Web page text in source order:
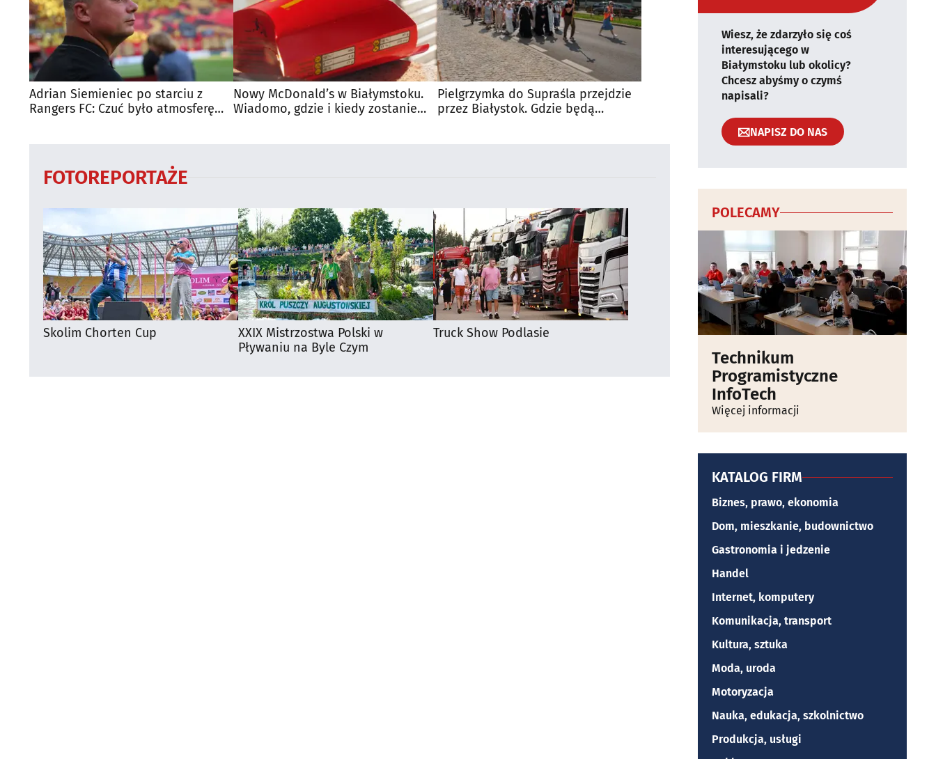
Adrian Siemieniec po starciu z
Rangers FC: Czuć było atmosferę
Nowy McDonald’s w Białymstoku.
Wiadomo, gdzie i kiedy zostanie
Pielgrzymka do Supraśla przejdzie
przez Białystok. Gdzie będą
FOTOREPORTAŻE
Skolim Chorten Cup
XXIX Mistrzostwa Polski w
Pływaniu na Byle Czym
Truck Show Podlasie
Wiesz, że zdarzyło się coś
interesującego w
Białymstoku lub okolicy?
Chcesz abyśmy o czymś
napisali?
NAPISZ DO NAS
POLECAMY
Technikum
Programistyczne
InfoTech
Więcej informacji
KATALOG FIRM
Biznes, prawo, ekonomia
Dom, mieszkanie, budownictwo
Gastronomia i jedzenie
Handel
Internet, komputery
Komunikacja, transport
Kultura, sztuka
Moda, uroda
Motoryzacja
Nauka, edukacja, szkolnictwo
Produkcja, usługi